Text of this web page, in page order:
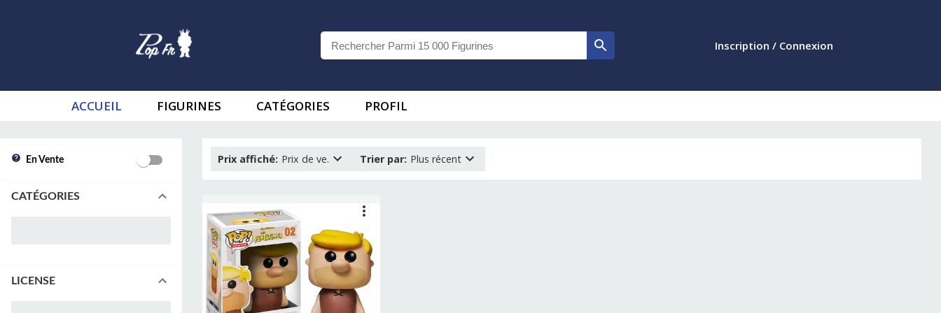
Inscription / Connexion
ACCUEIL FIGURINES CATÉGORIES PROFIL
En Vente
CATÉGORIES
LICENSE
Prix affiché: Prix de ve. Trier par: Plus récent